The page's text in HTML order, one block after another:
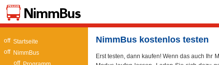
Startseite
NimmBus
NimmBus kostenlos testen
Erst testen, dann kaufen! Wenn das auch Ihr